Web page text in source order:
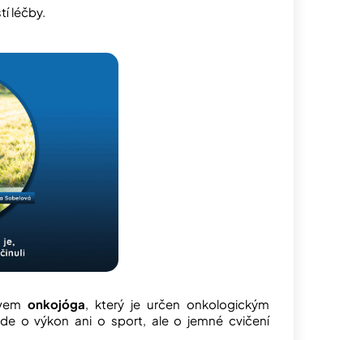
léčby.
onkojóga, který je určen onkologickým
o výkon ani o sport, ale o jemné cvičení